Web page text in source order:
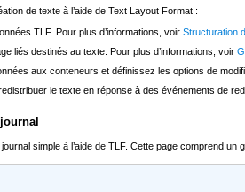
de texte à l’aide de Text Layout Format :
TLF. Pour plus d’informations, voir Structuration
liés destinés au texte. Pour plus d’informations, voir
aux conteneurs et définissez les options de
le texte en réponse à des événements de
simple à l’aide de TLF. Cette page comprend